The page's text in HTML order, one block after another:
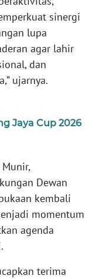
sinergi
lupa
agar lahir
dan
ujarnya.
Jaya Cup 2026
Dewan
kembali
momentum
agenda
terima